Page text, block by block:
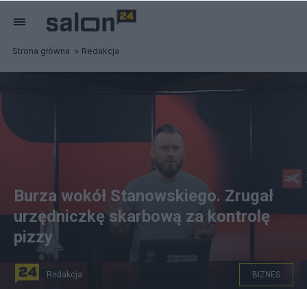
Strona główna Redakcja
Burza wokół Stanowskiego. Zrugał
urzędniczkę skarbową za kontrolę
pizzy
Redakcja BIZNES